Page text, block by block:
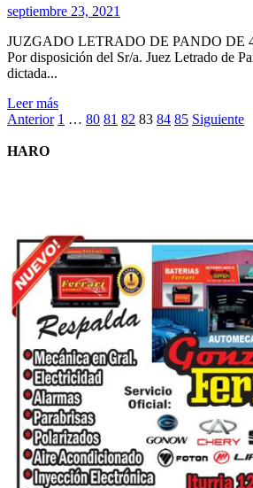
septiembre 23, 2021
JUZGADO LETRADO DE PANDO DE
Por disposición del Sr/a. Juez Letrado de
dictada...
Leer másLeer
más
Paginación
de
Anterior 1 … 80 81 82 83 84 85 Siguiente
HARO